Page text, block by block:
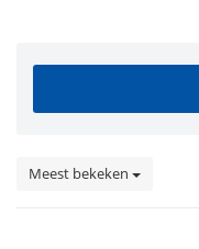
Meest bekeken